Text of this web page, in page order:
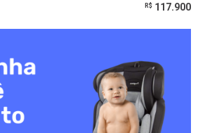
R$ 117.900